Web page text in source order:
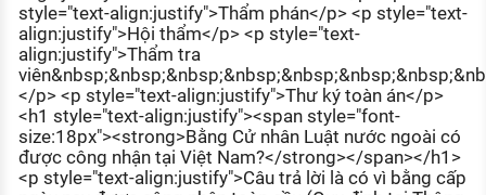
style="text-align:justify">Thẩm phán</p> <p style="text-
align:justify">Hội thẩm</p> <p style="text-
align:justify">Thẩm tra
</p> <p style="text-align:justify">Thư ký toàn án</p>
<h1 style="text-align:justify"><span style="font-
size:18px"><strong>Bằng Cử nhân Luật nước ngoài có
được công nhận tại Việt Nam?</strong></span></h1>
<p style="text-align:justify">Câu trả lời là có vì bằng cấp